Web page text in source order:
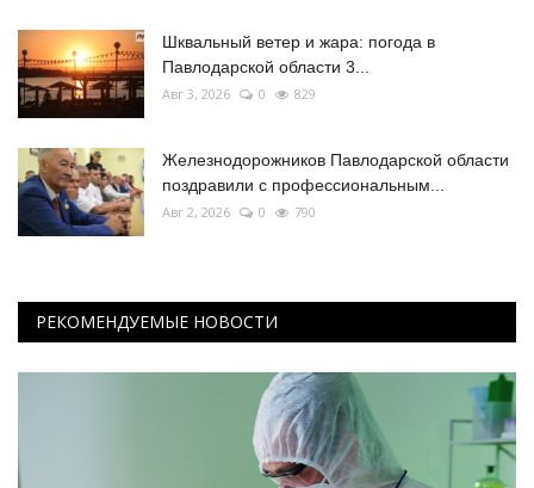
Шквальный ветер и жара: погода в
Павлодарской области 3...
Авг 3, 2026 0 829
Железнодорожников Павлодарской области
поздравили с профессиональным...
Авг 2, 2026 0 790
РЕКОМЕНДУЕМЫЕ НОВОСТИ